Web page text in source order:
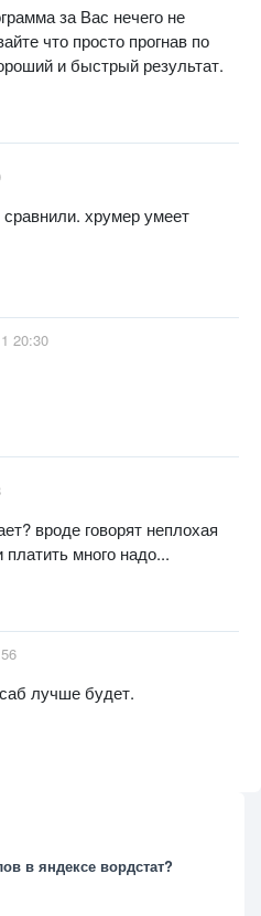
за Вас нечего не
что просто прогнав по
и быстрый результат.
хрумер умеет
20:30
вроде говорят неплохая
много надо...
лучше будет.
в яндексе вордстат?